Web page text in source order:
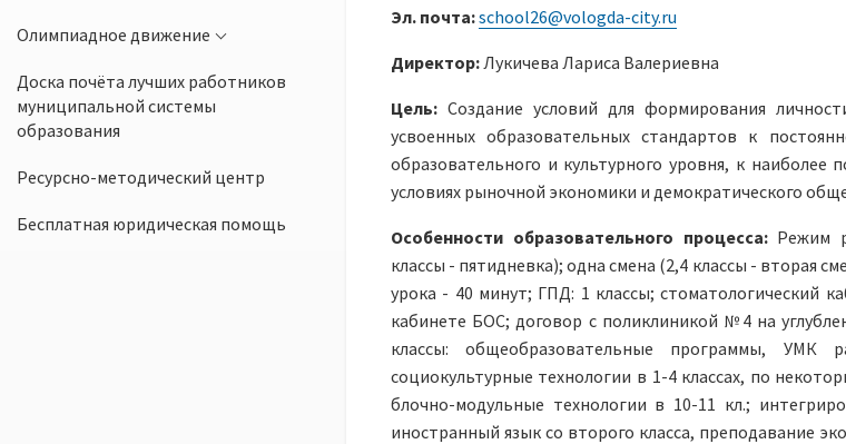
Олимпиадное движение
Доска почёта лучших работников
муниципальной системы
образования
Ресурсно-методический центр
Бесплатная юридическая помощь
Эл. почта:school26@vologda-city.ru
Директор: Лукичева Лариса Валериевна
Цель: Cоздание условий для формирования
усвоенных образовательных стандартов к
образовательного и культурного уровня, к наиболее
условиях рыночной экономики и демократического
Особенности образовательного процесса: Режим
классы - пятидневка); одна смена (2,4 классы - вторая
урока - 40 минут; ГПД: 1 классы; стоматологический
кабинете БОС; договор с поликлиникой №4 на
классы: общеобразовательные программы, УМК
социокультурные технологии в 1-4 классах, по
блочно-модульные технологии в 10-11 кл.;
иностранный язык со второго класса, преподавание